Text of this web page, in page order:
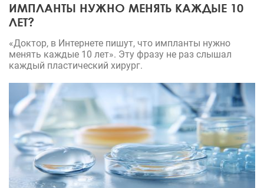
ИМПЛАНТЫ НУЖНО МЕНЯТЬ КАЖДЫЕ 10
ЛЕТ?
«Доктор, в Интернете пишут, что импланты нужно
менять каждые 10 лет». Эту фразу не раз слышал
каждый пластический хирург.